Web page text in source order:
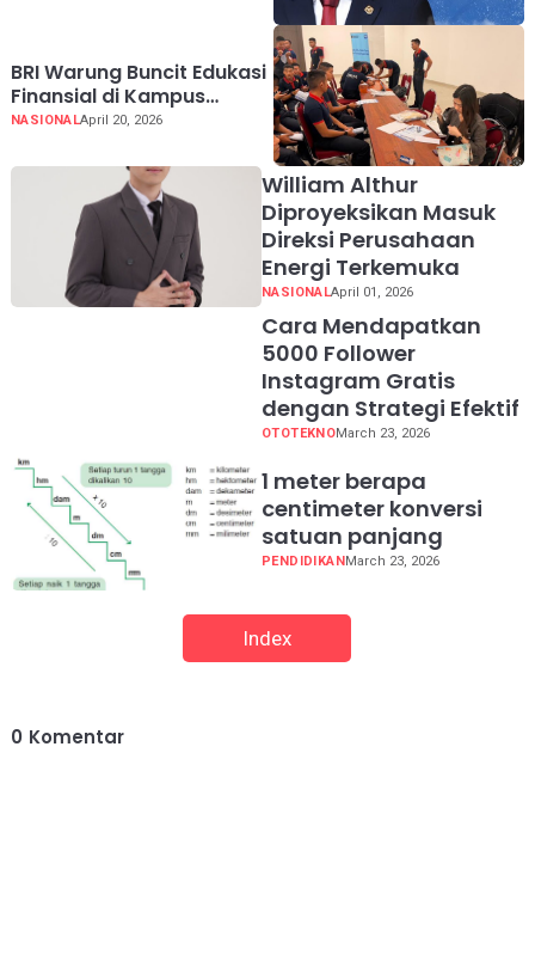
BRI Warung Buncit Edukasi
Finansial di Kampus
Poltekip
NASIONALApril 20, 2026
William Althur
Diproyeksikan Masuk
Direksi Perusahaan
Energi Terkemuka
NASIONALApril 01, 2026
Cara Mendapatkan
5000 Follower
Instagram Gratis
dengan Strategi Efektif
OTOTEKNOMarch 23, 2026
1 meter berapa
centimeter konversi
satuan panjang
PENDIDIKANMarch 23, 2026
Index
0 Komentar